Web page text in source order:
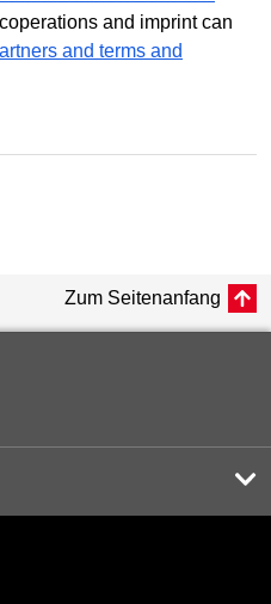
and imprint can
and terms and
Zum Seitenanfang